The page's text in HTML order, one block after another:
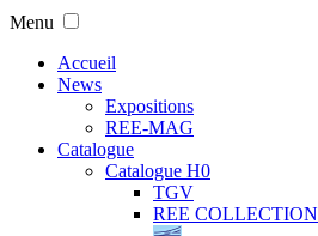
Menu
Accueil
News
Expositions
REE-MAG
Catalogue
Catalogue H0
TGV
REE COLLECTION